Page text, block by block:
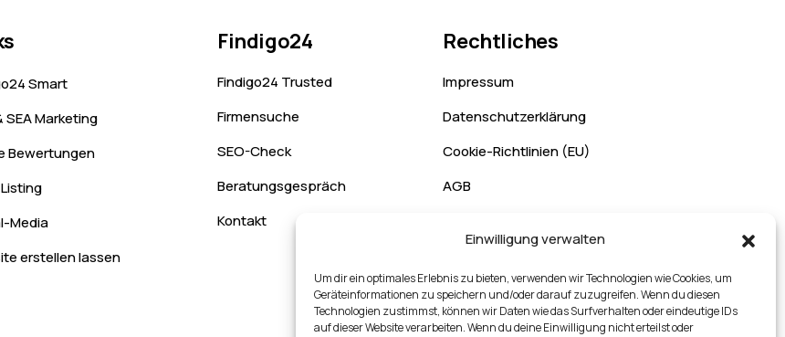
Einwilligung verwalten
Um dir ein optimales Erlebnis zu bieten, verwenden wir Technologien wie Cookies, um
Geräteinformationen zu speichern und/oder darauf zuzugreifen. Wenn du diesen
Technologien zustimmst, können wir Daten wie das Surfverhalten oder eindeutige IDs
auf dieser Website verarbeiten. Wenn du deine Einwilligung nicht erteilst oder
Smart
SEA Marketing
Bewertungen
Media
erstellen lassen
Findigo24
Findigo24 Trusted
Firmensuche
SEO-Check
Beratungsgespräch
Kontakt
Rechtliches
Impressum
Datenschutzerklärung
Cookie-Richtlinien (EU)
AGB